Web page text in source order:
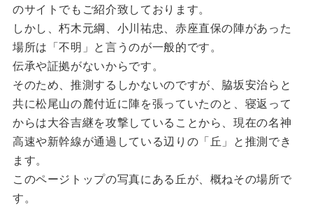
のサイトでもご紹介致しております。
しかし、朽木元綱、小川祐忠、赤座直保の陣があった
場所は「不明」と言うのが一般的です。
伝承や証拠がないからです。
そのため、推測するしかないのですが、脇坂安治らと
共に松尾山の麓付近に陣を張っていたのと、寝返って
からは大谷吉継を攻撃していることから、現在の名神
高速や新幹線が通過している辺りの「丘」と推測でき
ます。
このページトップの写真にある丘が、概ねその場所で
す。